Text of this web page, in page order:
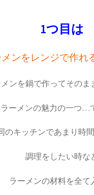
1つ目は
ンをレンジで作れ
ンを鍋で作ってそのま
ラーメンの魅力の一つ…
のキッチンであまり時
調理をしたい時な
ラーメンの材料を全て